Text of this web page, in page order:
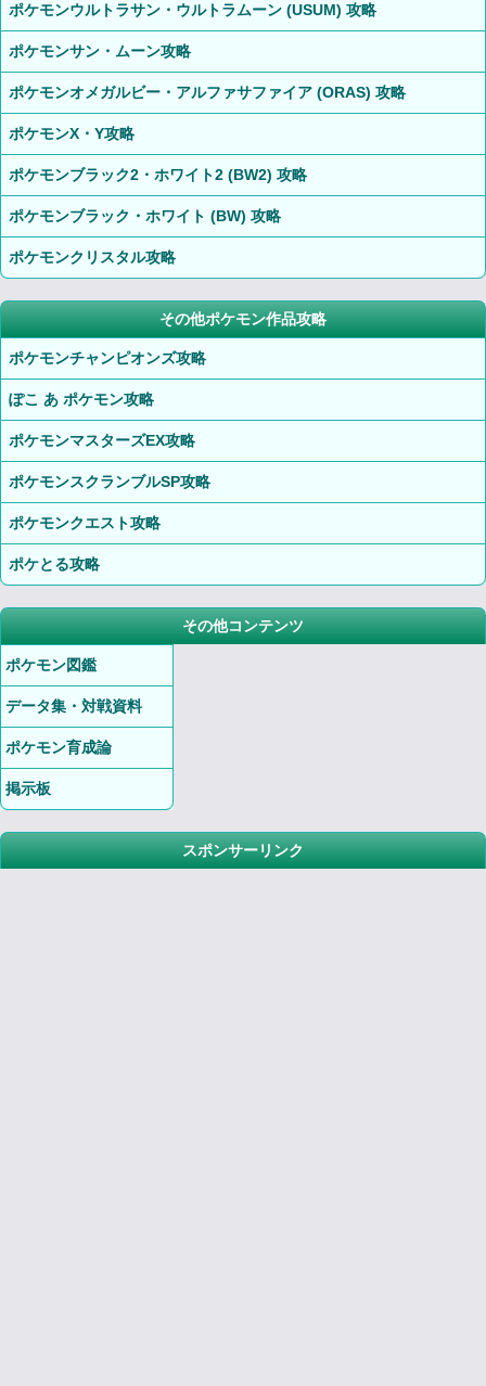
ポケモンウルトラサン・ウルトラムーン (USUM) 攻略
ポケモンサン・ムーン攻略
ポケモンオメガルビー・アルファサファイア (ORAS) 攻略
ポケモンX・Y攻略
ポケモンブラック2・ホワイト2 (BW2) 攻略
ポケモンブラック・ホワイト (BW) 攻略
ポケモンクリスタル攻略
その他ポケモン作品攻略
ポケモンチャンピオンズ攻略
ぽこ あ ポケモン攻略
ポケモンマスターズEX攻略
ポケモンスクランブルSP攻略
ポケモンクエスト攻略
ポケとる攻略
その他コンテンツ
ポケモン図鑑
データ集・対戦資料
ポケモン育成論
掲示板
スポンサーリンク